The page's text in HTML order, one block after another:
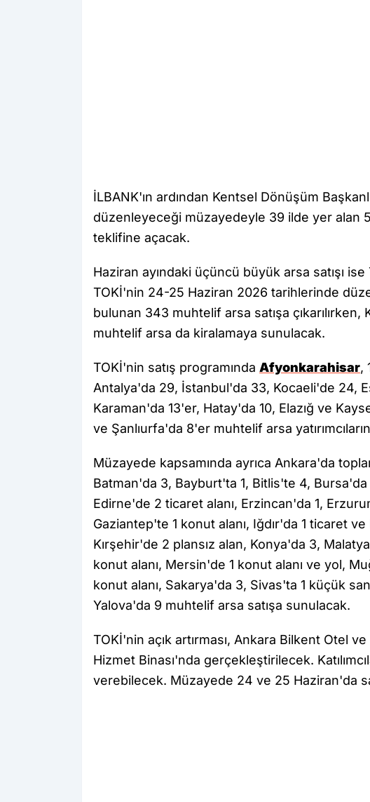
İLBANK'ın ardından Kentsel Dönüşüm
düzenleyeceği müzayedeyle 39 ilde yer alan
teklifine açacak.
Haziran ayındaki üçüncü büyük arsa satışı
TOKİ'nin 24-25 Haziran 2026 tarihlerinde
bulunan 343 muhtelif arsa satışa
muhtelif arsa da kiralamaya sunulacak.
TOKİ'nin satış programında Afyonkarahisar,
Antalya'da 29, İstanbul'da 33, Kocaeli'de 24,
Karaman'da 13'er, Hatay'da 10, Elazığ ve
ve Şanlıurfa'da 8'er muhtelif arsa
Müzayede kapsamında ayrıca Ankara'da
Batman'da 3, Bayburt'ta 1, Bitlis'te 4,
Edirne'de 2 ticaret alanı, Erzincan'da 1,
Gaziantep'te 1 konut alanı, Iğdır'da 1 ticaret
Kırşehir'de 2 plansız alan, Konya'da 3,
konut alanı, Mersin'de 1 konut alanı ve yol,
konut alanı, Sakarya'da 3, Sivas'ta 1 küçük
Yalova'da 9 muhtelif arsa satışa sunulacak.
TOKİ'nin açık artırması, Ankara Bilkent Otel
Hizmet Binası'nda gerçekleştirilecek.
verebilecek. Müzayede 24 ve 25 Haziran'da